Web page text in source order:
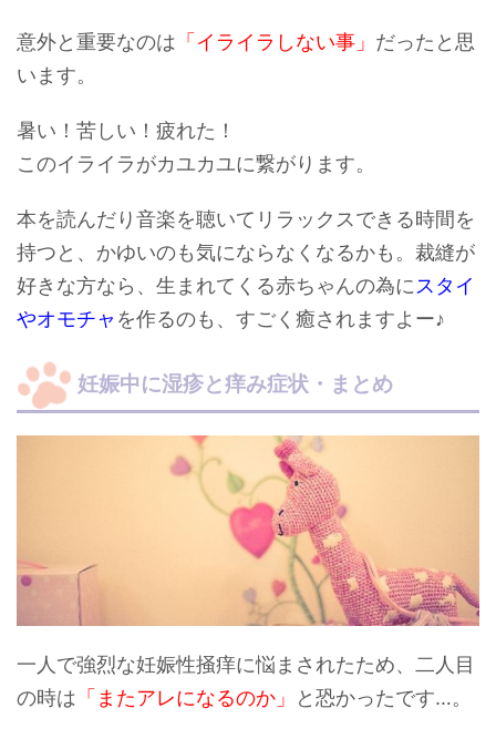
意外と重要なのは 「イライラしない事」 だったと思
います。
暑い！苦しい！疲れた！
このイライラがカユカユに繋がります。
本を読んだり音楽を聴いてリラックスできる時間を
持つと、かゆいのも気にならなくなるかも。裁縫が
好きな方なら、 生まれてくる赤ちゃんの為にスタイ
やオモチャ を作るのも、すごく癒されますよー♪
妊娠中に湿疹と痒み症状・まとめ
一人で強烈な妊娠性掻痒に悩まされたため、二人目
の時は 「またアレになるのか」 と恐かったです…。